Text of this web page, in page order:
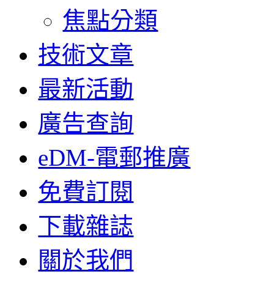
焦點分類
技術文章
最新活動
廣告查詢
eDM-電郵推廣
免費訂閱
下載雜誌
關於我們